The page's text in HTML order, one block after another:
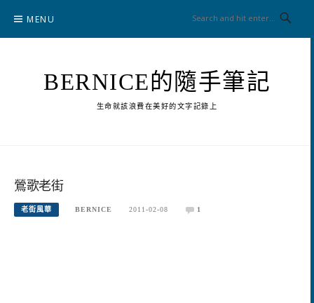
content
MENU
BERNICE的隨手筆記
生命就該浪費在美好的文字記錄上
鶯歌老街
老街風華 BERNICE 2011-02-08 1